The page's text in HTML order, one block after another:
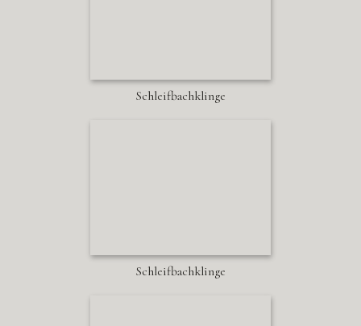
Schleifbachklinge
Schleifbachklinge